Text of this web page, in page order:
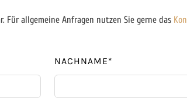
Für allgemeine Anfragen nutzen Sie gerne das
NACHNAME*